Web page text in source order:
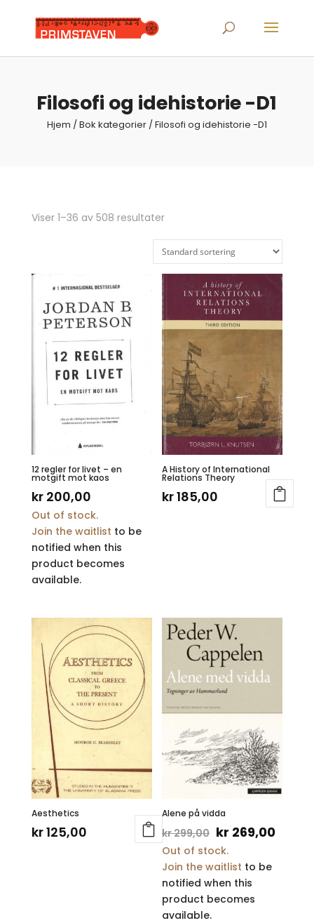
search
Filosofi og idehistorie -D1
Hjem / Bok kategorier / Filosofi og idehistorie -D1
Viser 1–36 av 508 resultater
12 regler for livet – en
motgift mot kaos
kr200,00
Out of stock.
Join the waitlist to be
notified when this
product becomes
available.
A History of International
Relations Theory
kr185,00
Aesthetics
kr125,00
Alene på vidda
kr299,00 Opprinnelig
pris
var:
kr 299,00.
kr 269,00
Out of stock.
Join the waitlist to be
notified when this
product becomes
available.